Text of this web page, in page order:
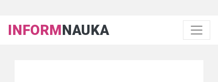
INFORMNAUKA